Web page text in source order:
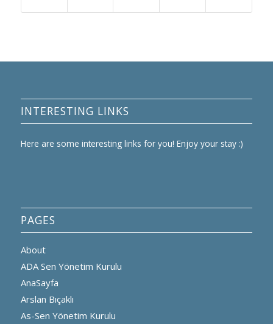
INTERESTING LINKS
Here are some interesting links for you! Enjoy your stay :)
PAGES
About
ADA Sen Yönetim Kurulu
AnaSayfa
Arslan Bıçaklı
As-Sen Yönetim Kurulu